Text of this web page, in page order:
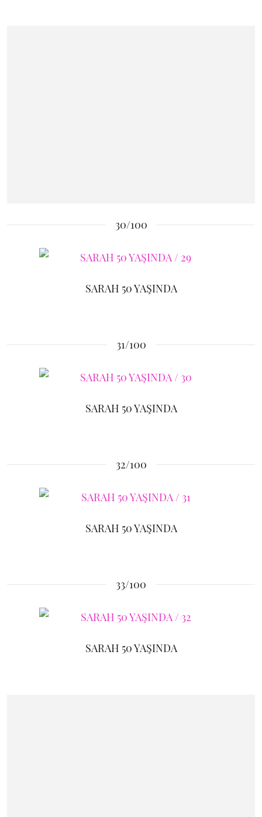
30/100
SARAH 50 YAŞINDA
31/100
SARAH 50 YAŞINDA
32/100
SARAH 50 YAŞINDA
33/100
SARAH 50 YAŞINDA